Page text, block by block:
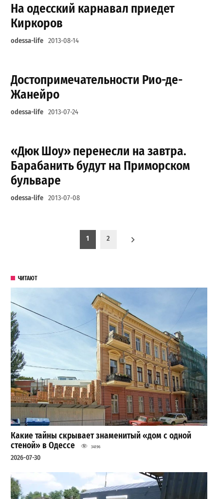
На одесский карнавал приедет
Киркоров
odessa-life 2013-08-14
Достопримечательности Рио-де-
Жанейро
odessa-life 2013-07-24
«Дюк Шоу» перенесли на завтра.
Барабанить будут на Приморском
бульваре
odessa-life 2013-07-08
Пагинация записей1 2
ЧИТАЮТ
Какие тайны скрывает знаменитый «дом с одной
стеной» в Одессе
34196
2026-07-30